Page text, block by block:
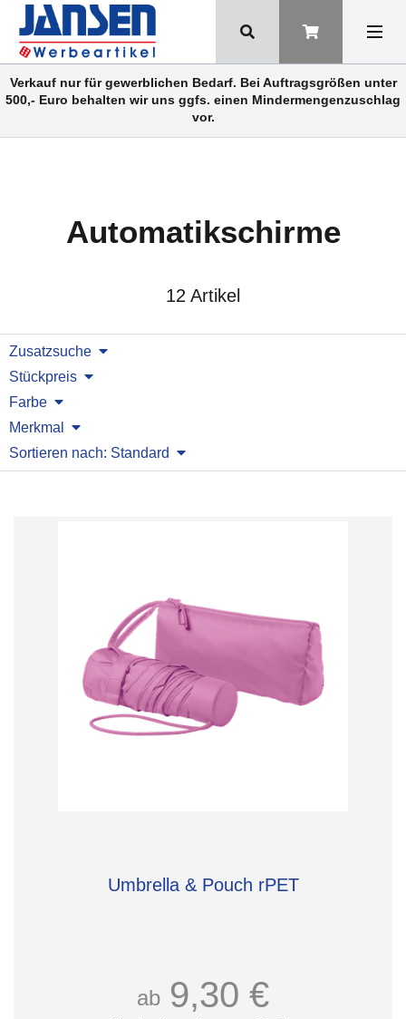
Verkauf nur für gewerblichen Bedarf. Bei Auftragsgrößen unter
500,- Euro behalten wir uns ggfs. einen Mindermengenzuschlag
vor.
Automatikschirme
12 Artikel
Zusatzsuche
Stückpreis
Farbe
Merkmal
Sortieren nach: Standard
Umbrella & Pouch rPET
ab 9,30 €